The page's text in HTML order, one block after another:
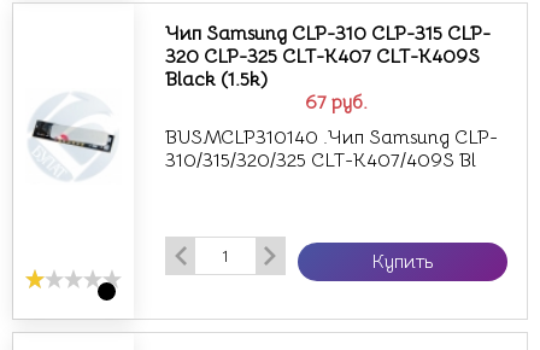
67 руб.
Чип Samsung CLP-310 CLP-315 CLP-
320 CLP-325 CLT-K407 CLT-K409S
Black (1.5k)
BUSMCLP310140 .Чип Samsung CLP-
310/315/320/325 CLT-K407/409S Bl
Купить